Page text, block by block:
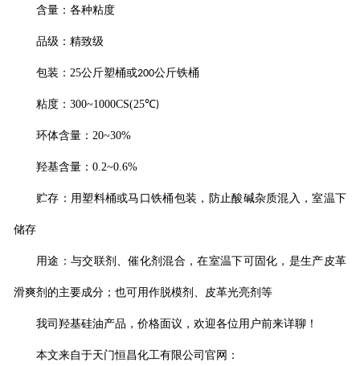
含量：各种粘度
品级：精致级
包装： 25公斤塑桶或200公斤铁桶
粘度： 300~1000CS(25℃)
环体含量： 20~30%
羟基含量： 0.2~0.6%
贮存：用塑料桶或马口铁桶包装，防止酸碱杂质混入，室温下
储存
用途：与交联剂、催化剂混合，在室温下可固化，是生产皮革
滑爽剂的主要成分；也可用作脱模剂、皮革光亮剂等
我司羟基硅油产品，价格面议，欢迎各位用户前来详聊！
本文来自于天门恒昌化工有限公司官网：